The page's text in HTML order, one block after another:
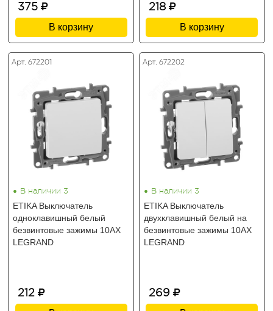
375
В корзину
218
В корзину
Арт. 672201
• В наличии 3
ETIKA Выключатель
одноклавишный белый
безвинтовые зажимы 10АХ
LEGRAND
212
Арт. 672202
• В наличии 3
ETIKA Выключатель
двухклавишный белый на
безвинтовые зажимы 10АХ
LEGRAND
269